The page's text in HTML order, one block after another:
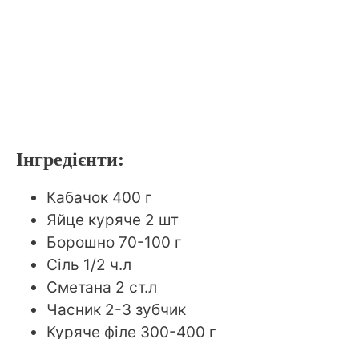
Інгредієнти:
Кабачок 400 г
Яйце куряче 2 шт
Борошно 70-100 г
Сіль 1/2 ч.л
Сметана 2 ст.л
Часник 2-3 зубчик
Куряче філе 300-400 г